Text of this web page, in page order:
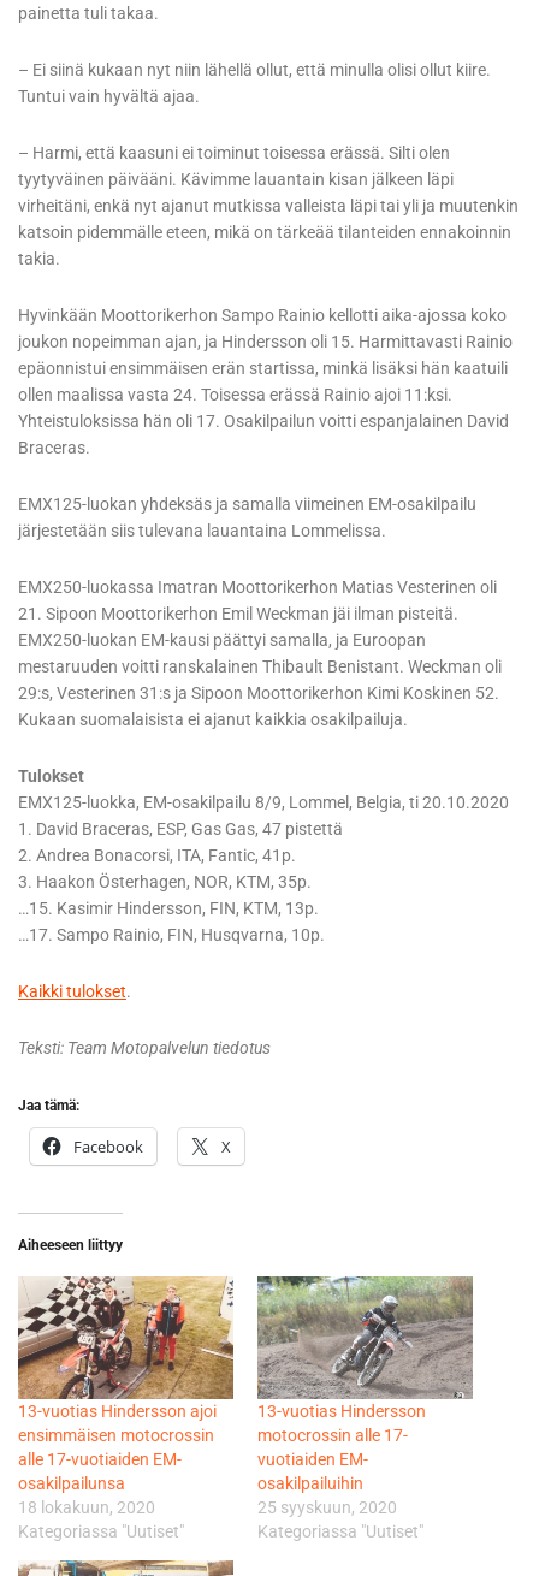
painetta tuli takaa.
– Ei siinä kukaan nyt niin lähellä ollut, että minulla olisi ollut kiire.
Tuntui vain hyvältä ajaa.
– Harmi, että kaasuni ei toiminut toisessa erässä. Silti olen
tyytyväinen päivääni. Kävimme lauantain kisan jälkeen läpi
virheitäni, enkä nyt ajanut mutkissa valleista läpi tai yli ja muutenkin
katsoin pidemmälle eteen, mikä on tärkeää tilanteiden ennakoinnin
takia.
Hyvinkään Moottorikerhon Sampo Rainio kellotti aika-ajossa koko
joukon nopeimman ajan, ja Hindersson oli 15. Harmittavasti Rainio
epäonnistui ensimmäisen erän startissa, minkä lisäksi hän kaatuili
ollen maalissa vasta 24. Toisessa erässä Rainio ajoi 11:ksi.
Yhteistuloksissa hän oli 17. Osakilpailun voitti espanjalainen David
Braceras.
EMX125-luokan yhdeksäs ja samalla viimeinen EM-osakilpailu
järjestetään siis tulevana lauantaina Lommelissa.
EMX250-luokassa Imatran Moottorikerhon Matias Vesterinen oli
21. Sipoon Moottorikerhon Emil Weckman jäi ilman pisteitä.
EMX250-luokan EM-kausi päättyi samalla, ja Euroopan
mestaruuden voitti ranskalainen Thibault Benistant. Weckman oli
29:s, Vesterinen 31:s ja Sipoon Moottorikerhon Kimi Koskinen 52.
Kukaan suomalaisista ei ajanut kaikkia osakilpailuja.
Tulokset
EMX125-luokka, EM-osakilpailu 8/9, Lommel, Belgia, ti 20.10.2020
1. David Braceras, ESP, Gas Gas, 47 pistettä
2. Andrea Bonacorsi, ITA, Fantic, 41p.
3. Haakon Österhagen, NOR, KTM, 35p.
…15. Kasimir Hindersson, FIN, KTM, 13p.
…17. Sampo Rainio, FIN, Husqvarna, 10p.
Kaikki tulokset.
Teksti: Team Motopalvelun tiedotus
Jaa tämä:
Facebook X
Aiheeseen liittyy
13-vuotias Hindersson ajoi
ensimmäisen motocrossin
alle 17-vuotiaiden EM-
osakilpailunsa
18 lokakuun, 2020
Kategoriassa "Uutiset"
13-vuotias Hindersson
motocrossin alle 17-
vuotiaiden EM-
osakilpailuihin
25 syyskuun, 2020
Kategoriassa "Uutiset"